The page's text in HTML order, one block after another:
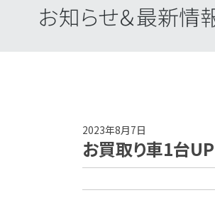
お知らせ＆最新情
2023年8月7日
お買取り車1台UP